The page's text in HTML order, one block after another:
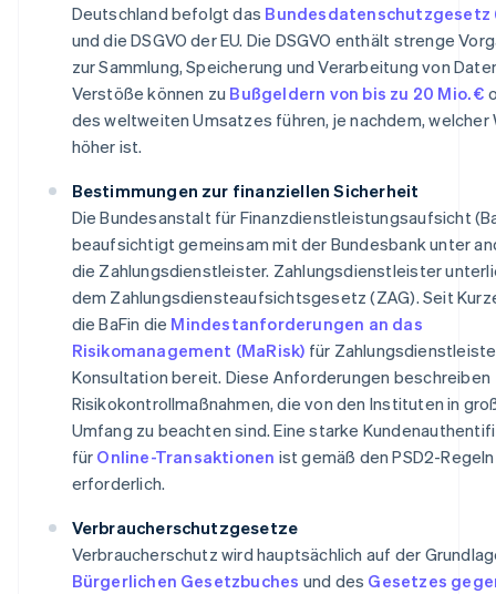
Deutschland befolgt das Bundesdatenschutzgesetz
und die DSGVO der EU. Die DSGVO enthält strenge
zur Sammlung, Speicherung und Verarbeitung von
Verstöße können zu Bußgeldern von bis zu 20 Mio. €
des weltweiten Umsatzes führen, je nachdem, welcher
höher ist.
Bestimmungen zur finanziellen Sicherheit
Die Bundesanstalt für Finanzdienstleistungsaufsicht
beaufsichtigt gemeinsam mit der Bundesbank unter
die Zahlungsdienstleister. Zahlungsdienstleister
dem Zahlungsdiensteaufsichtsgesetz (ZAG). Seit
die BaFin die Mindestanforderungen an das
Risikomanagement (MaRisk) für
Konsultation bereit. Diese Anforderungen beschreiben
Risikokontrollmaßnahmen, die von den Instituten in
Umfang zu beachten sind. Eine starke
für Online-Transaktionen ist gemäß den PSD2-Regeln
erforderlich.
Verbraucherschutzgesetze
Verbraucherschutz wird hauptsächlich auf der
Bürgerlichen Gesetzbuches und des Gesetzes